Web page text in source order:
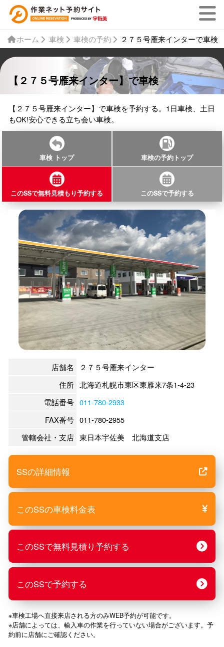
ホーム 車検 車検の予約 ２７５号雁来インターで車検
【２７５号雁来インター】で車検
【２７５号雁来インター】で車検を予約する。1日車検、土日
もOK!安心できる立ち会い車検。
車検 トップ 車検の予約トップ
このSSで無料見積もり予約する このSSで予約する
店舗名
２７５号雁来インター
住所 北海道札幌市東区東雁来7条1-4-23
電話番号 011-780-2933
FAX番号 011-780-2955
管轄会社・支店 東日本宇佐美 北海道支店
SSの詳細情報
このSSの車検料金表
このSSで無料見積り予約する
このSSで予約する
※車検工場へ直接来店される方のみWEB予約が可能です。
※店舗によっては、輸入車の作業を行っていない場合がございます。予
約前に店舗にご確認ください。